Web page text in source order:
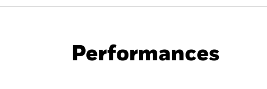
Performances